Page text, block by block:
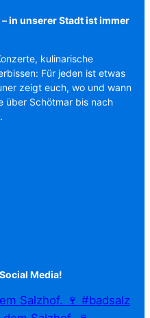
in unserer Stadt ist immer
kulinarische
Für jeden ist etwas
zeigt euch, wo und wann
über Schötmar bis nach
Media!
Salzhof. 🍷 #badsalz